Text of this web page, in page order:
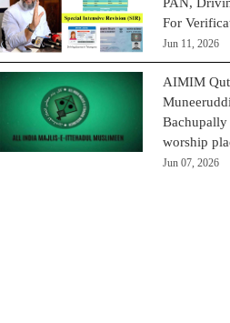
For
Jun 11, 2026
AIMIM
Bachupally
worship
Jun 07, 2026